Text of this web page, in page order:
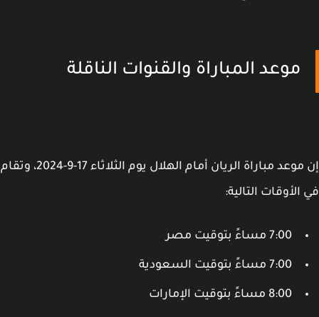
موعد المباراة والقنوات الناقلة
إن موعد مباراة الريان أمام الهلال يوم الثلاثاء 17-9-2024، وتقام
التالية:
7:00 مساءً بتوقيت مصر
7:00 مساءً بتوقيت السعودية
8:00 مساءً بتوقيت الإمارات